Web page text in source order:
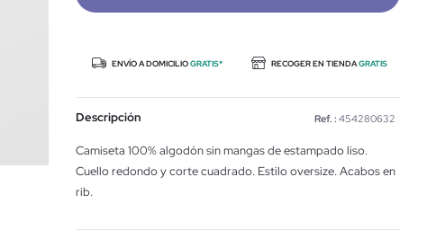
ENVÍO A DOMICILIOGRATIS* RECOGER EN TIENDAGRATIS
Descripción Ref. : 454280632
Camiseta 100% algodón sin mangas de estampado liso.
Cuello redondo y corte cuadrado. Estilo oversize. Acabos en
rib.